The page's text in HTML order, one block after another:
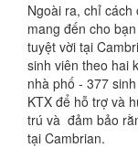
Ngoài ra, chỉ cách
mang đến cho
tuyệt vời tại
sinh viên theo hai
nhà phố - 377
KTX để hỗ trợ và
trú và đảm bảo
tại Cambrian.